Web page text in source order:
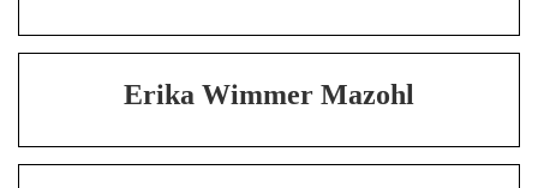
Erika Wimmer Mazohl